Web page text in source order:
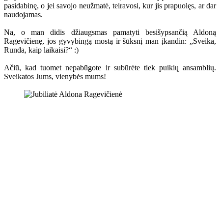
pasidabinę, o jei savojo neužmatė, teiravosi, kur jis prapuolęs, ar dar
naudojamas.
Na, o man didis džiaugsmas pamatyti besišypsančią Aldoną
Ragevičienę, jos gyvybingą mostą ir šūksnį man įkandin: „Sveika,
Runda, kaip laikaisi?“ :)
Ačiū, kad tuomet nepabūgote ir subūrėte tiek puikių ansamblių.
Sveikatos Jums, vienybės mums!